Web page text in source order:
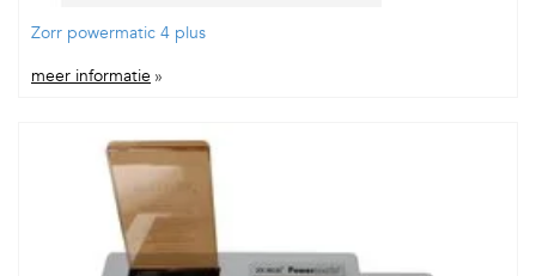
Zorr powermatic 4 plus
meer informatie »